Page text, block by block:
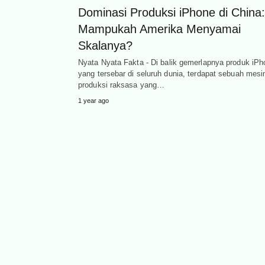
Dominasi Produksi iPhone di China:
Mampukah Amerika Menyamai
Skalanya?
Nyata Nyata Fakta - Di balik gemerlapnya produk
yang tersebar di seluruh dunia, terdapat sebuah
produksi raksasa yang…
1 year ago